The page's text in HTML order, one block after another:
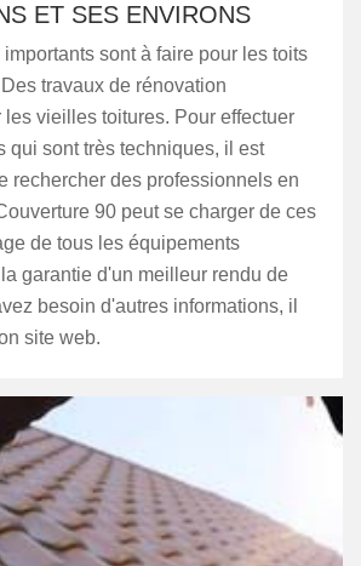
ET SES ENVIRONS
importants sont à faire pour les toits
travaux de rénovation
les vieilles toitures. Pour effectuer
qui sont très techniques, il est
rechercher des professionnels en
90 peut se charger de ces
de tous les équipements
garantie d'un meilleur rendu de
besoin d'autres informations, il
site web.